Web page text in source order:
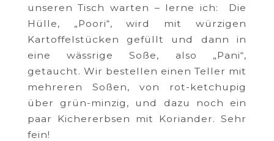
unseren Tisch warten – lerne ich: Die
Hülle, „Poori“, wird mit würzigen
Kartoffelstücken gefüllt und dann in
eine wässrige Soße, also „Pani“,
getaucht. Wir bestellen einen Teller mit
mehreren Soßen, von rot-ketchupig
über grün-minzig, und dazu noch ein
paar Kichererbsen mit Koriander. Sehr
fein!